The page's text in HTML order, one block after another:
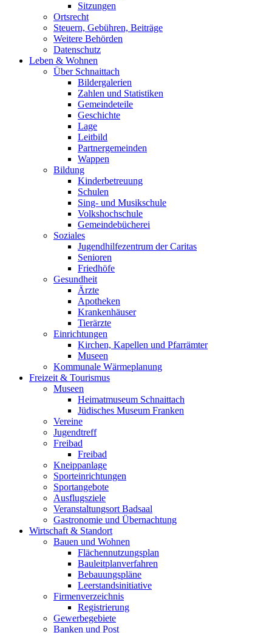
Sitzungen
Ortsrecht
Steuern, Gebühren, Beiträge
Weitere Behörden
Datenschutz
Leben & Wohnen
Über Schnaittach
Bildergalerien
Zahlen und Statistiken
Gemeindeteile
Geschichte
Lage
Leitbild
Partnergemeinden
Wappen
Bildung
Kinderbetreuung
Schulen
Sing- und Musikschule
Volkshochschule
Gemeindebücherei
Soziales
Jugendhilfezentrum der Caritas
Senioren
Friedhöfe
Gesundheit
Ärzte
Apotheken
Krankenhäuser
Tierärzte
Einrichtungen
Kirchen, Kapellen und Pfarrämter
Museen
Kommunale Wärmeplanung
Freizeit & Tourismus
Museen
Heimatmuseum Schnaittach
Jüdisches Museum Franken
Vereine
Jugendtreff
Freibad
Freibad
Kneippanlage
Sporteinrichtungen
Sportangebote
Ausflugsziele
Veranstaltungsort Badsaal
Gastronomie und Übernachtung
Wirtschaft & Standort
Bauen und Wohnen
Flächennutzungsplan
Bauleitplanverfahren
Bebauungspläne
Leerstandsinitiative
Firmenverzeichnis
Registrierung
Gewerbegebiete
Banken und Post